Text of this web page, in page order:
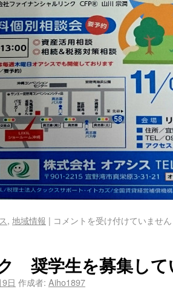
, 地域情報 | コメントを受け付けていません
奨学生を募集して
日 作成者: Aiho1897